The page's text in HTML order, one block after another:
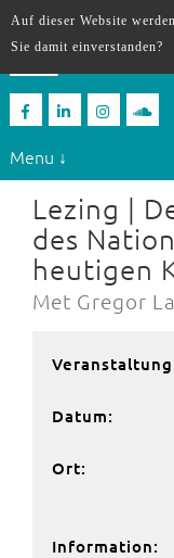
Menu ↓
Lezing |
des
heutigen
Met Gregor
Datum:
Ort:
Information:
Auf dieser Website
Sie damit einverstanden?